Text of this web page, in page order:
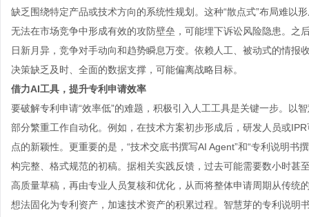
缺乏围绕特定产品或技术方向的系统性规划。这种“散点式”布局难以
无法在市场竞争中形成有效的攻防壁垒，可能埋下诉讼风险隐患。之
日新月异，竞争对手动向和趋势瞬息万变。依赖人工、被动式的情
决策缺乏及时、全面的数据支撑，可能偏离战略目标。
借力AI工具，提升专利申请效率
要破解专利申请“效率低”的难题，积极引入人工工具是关键一步。以
部分繁重工作自动化。例如，在技术方案初步形成后，研发人员或
点的新颖性。更重要的是，“技术交底书撰写AI Agent”和“专利说明
构完整、格式规范的初稿。据相关实践反馈，过去可能需要数小时甚
高质量草稿，再由专业人员复核和优化，从而将整体申请周期从传
想法固化为专利资产，加速技术资产的积累过程。智慧芽的专利说明